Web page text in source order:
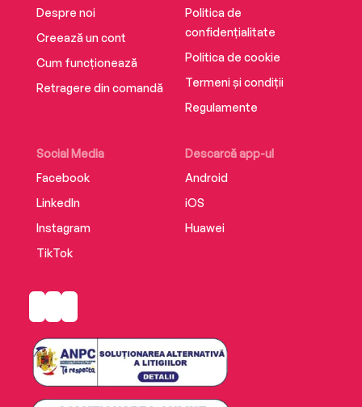
Despre noi
Creează un cont
Cum funcționează
Retragere din comandă
Social Media
Facebook
LinkedIn
Instagram
TikTok
Descarcă app-ul
Android
iOS
Huawei
Politica de
confidențialitate
Politica de cookie
Termeni și condiții
Regulamente